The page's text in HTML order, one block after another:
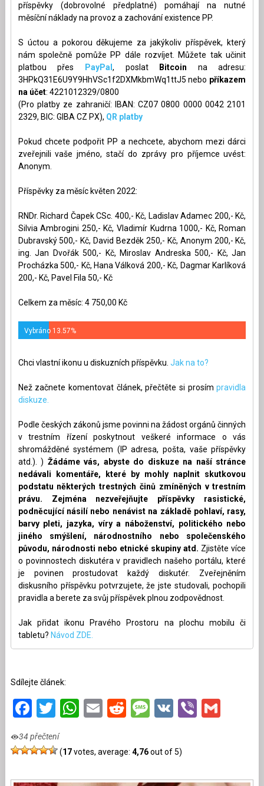
příspěvky (dobrovolné předplatné) pomáhají na nutné
měsíční náklady na provoz a zachování existence PP.
S úctou a pokorou děkujeme za jakýkoliv příspěvek, který
nám společně pomůže PP dále rozvíjet. Můžete tak učinit
platbou přes
PayPal , poslat Bitcoin na adresu:
3HPkQ31E6U9Y9HhVSc1f2DXMkbmWq1ttJ5 nebo příkazem
na účet: 4221012329/0800
(Pro platby ze zahraničí: IBAN: CZ07 0800 0000 0042 2101
2329, BIC: GIBA CZ PX), QR platby
Pokud chcete podpořit PP a nechcete, abychom mezi dárci
zveřejnili vaše jméno, stačí do zprávy pro příjemce uvést:
Anonym.
Příspěvky za měsíc květen 2022:
RNDr. Richard Čapek CSc. 400,- Kč, Ladislav Adamec 200,- Kč,
Silvia Ambrogini 250,- Kč, Vladimír Kudrna 1000,- Kč, Roman
Dubravský 500,- Kč, David Bezděk 250,- Kč, Anonym 200,- Kč,
ing. Jan Dvořák 500,- Kč, Miroslav Andreska 500,- Kč, Jan
Procházka 500,- Kč, Hana Válková 200,- Kč, Dagmar Karlíková
200,- Kč, Pavel Fila 50,- Kč
Celkem za měsíc: 4 750,00 Kč
Vybráno 13.57%
Chci vlastní ikonu u diskuzních příspěvku. Jak na to?
Než začnete komentovat článek, přečtěte si prosímpravidla
diskuze.
Podle českých zákonů jsme povinni na žádost orgánů činných
v trestním řízení poskytnout veškeré informace o vás
shromážděné systémem (IP adresa, pošta, vaše příspěvky
atd.). ) Žádáme vás, abyste do diskuze na naší stránce
nedávali komentáře, které by mohly naplnit skutkovou
podstatu některých trestných činů zmíněných v trestním
právu. Zejména nezveřejňujte příspěvky rasistické,
podněcující násilí nebo nenávist na základě pohlaví, rasy,
barvy pleti, jazyka, víry a náboženství, politického nebo
jiného smýšlení, národnostního nebo společenského
původu, národnosti nebo etnické skupiny atd. Zjistěte více
o povinnostech diskutéra v pravidlech našeho portálu, které
je povinen prostudovat každý diskutér. Zveřejněním
diskusního příspěvku potvrzujete, že jste studovali, pochopili
pravidla a berete za svůj příspěvek plnou zodpovědnost.
Jak přidat ikonu Pravého Prostoru na plochu mobilu či
tabletu? Návod ZDE.
Sdílejte článek:
Facebook
TwitterWhatsApp
EmailRedditMessage
VK Viber
34 přečtení
(17votes, average: 4,76out of 5)